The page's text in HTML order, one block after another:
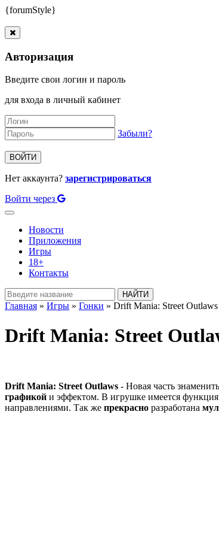
{forumStyle}
Авторизация
Введите свои логин и пароль
для входа в личный кабинет
Забыли?
ВОЙТИ
Нет аккаунта? зарегистрироваться
Войти через
Toggle
navigationНовости
Приложения
Игры
18+
Контакты
Главная » Игры » Гонки » Drift Mania: Street
Drift Mania: Street
Drift Mania: Street Outlaws - Новая часть
графикой и эффектом. В игрушке имеется
направлениями. Так же прекрасно разработана